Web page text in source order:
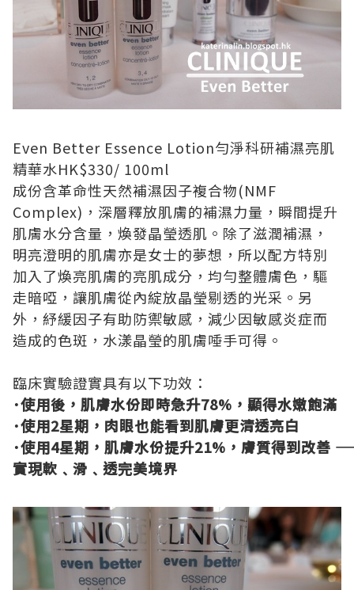
Even Better Essence Lotion勻淨科研補濕亮肌
精華水HK$330/ 100ml
成份含革命性天然補濕因子複合物(NMF
Complex) ，深層釋放肌膚的補濕力量，瞬間提升
肌膚水分含量，煥發晶瑩透肌。除了滋潤補濕，
明亮澄明的肌膚亦是女士的夢想，所以配方特別
加入了煥亮肌膚的亮肌成分，均勻整體膚色，驅
走暗啞，讓肌膚從內綻放晶瑩剔透的光采。另
外，紓緩因子有助防禦敏感，減少因敏感炎症而
造成的色斑，水漾晶瑩的肌膚唾手可得。
臨床實驗證實具有以下功效：
･使用後，肌膚水份即時急升78% ，顯得水嫩飽滿
･使用2星期，肉眼也能看到肌膚更清透亮白
･使用4星期，肌膚水份提升21% ，膚質得到改善
實現軟﹑滑﹑透完美境界